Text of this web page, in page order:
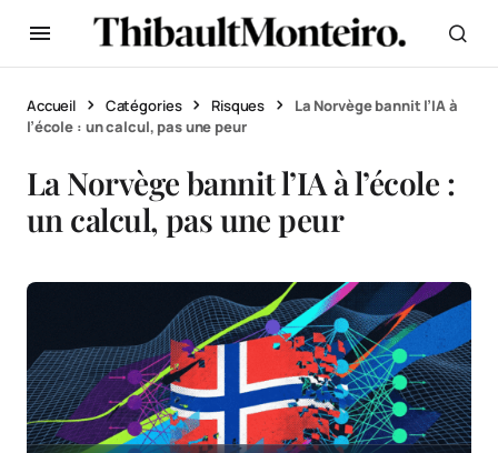
Accueil Catégories Risques
La Norvège bannit l’IA à
l’école : un calcul, pas une peur
La Norvège bannit l’IA à l’école :
un calcul, pas une peur